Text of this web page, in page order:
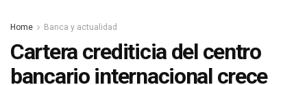
Home Banca y actualidad
Cartera crediticia del centro
bancario internacional crece